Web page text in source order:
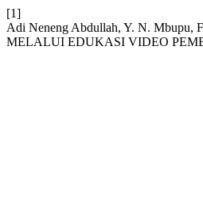
[1]
Adi Neneng Abdullah, Y. N.
MELALUI EDUKASI VIDEO